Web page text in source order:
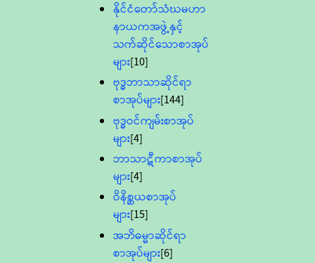
နိုင်ငံတော်သံဃမဟာ
နာယကအဖွဲ့နှင့်
သက်ဆိုင်သောစာအုပ်
များ[10]
ဗုဒ္ဓဘာသာဆိုင်ရာ
စာအုပ်များ[144]
ဗုဒ္ဓဝင်ကျမ်းစာအုပ်
များ[4]
ဘာသာဋီကာစာအုပ်
များ[4]
ဝိနိစ္ဆယစာအုပ်
များ[15]
အဘိဓမ္မာဆိုင်ရာ
စာအုပ်များ[6]